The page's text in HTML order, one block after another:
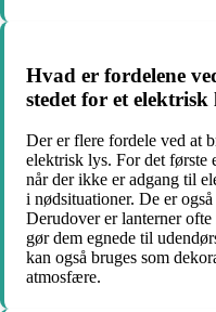
Hvad er fordelene
stedet for et elektrisk
Der er flere fordele ved at
elektrisk lys. For det første
når der ikke er adgang til
i nødsituationer. De er
Derudover er lanterner
gør dem egnede til
kan også bruges som
atmosfære.